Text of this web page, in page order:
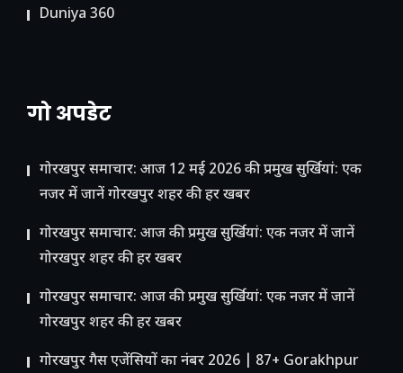
Duniya 360
गो अपडेट
गोरखपुर समाचार: आज 12 मई 2026 की प्रमुख सुर्खियां: एक
नजर में जानें गोरखपुर शहर की हर खबर
गोरखपुर समाचार: आज की प्रमुख सुर्खियां: एक नजर में जानें
गोरखपुर शहर की हर खबर
गोरखपुर समाचार: आज की प्रमुख सुर्खियां: एक नजर में जानें
गोरखपुर शहर की हर खबर
गोरखपुर गैस एजेंसियों का नंबर 2026 | 87+ Gorakhpur